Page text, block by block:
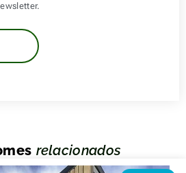
relacionados